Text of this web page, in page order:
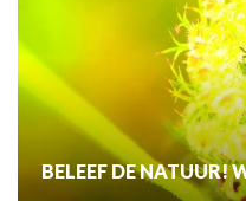
BELEEF DE NATUUR!